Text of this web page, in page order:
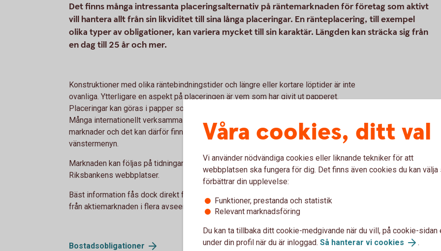
Det finns många intressanta placeringsalternativ på räntemarknaden för företag som aktivt
vill hantera allt från sin likviditet till sina långa placeringar. En ränteplacering, till exempel
olika typer av obligationer, kan variera mycket till sin karaktär. Längden kan sträcka sig från
en dag till 25 år och mer.
Konstruktioner med olika räntebindningstider och längre eller kortare löptider är inte
ovanliga. Ytterligare en aspekt på placeringen är vem som har givit ut papperet.
Placeringar kan göras i papper som är utgivna av svenska eller utländska emittenter.
Många internationellt verksamma företag lånar dessutom upp pengar på flera olika
marknader och det kan därför finnas papper i flera valutor. Våra ränteplaceringar hittar du i
vänstermenyn.
Marknaden kan följas på tidningarnas börssidor, via exempelvis Stockholmsbörsens och
Riksbankens webbplatser.
Bäst information fås dock direkt från banken eftersom räntemarknaden skiljer sig en del
från aktiemarknaden i flera avseenden.
Bostadsobligationer
Våra cookies, ditt val
Vi använder nödvändiga cookies eller liknande tekniker för att
webbplatsen ska fungera för dig. Det finns även cookies du kan välja
förbättrar din upplevelse:
Funktioner, prestanda och statistik
Relevant marknadsföring
Du kan ta tillbaka ditt cookie-medgivande när du vill, på cookie-sidan
under din profil när du är inloggad. Så hanterar vi cookies .